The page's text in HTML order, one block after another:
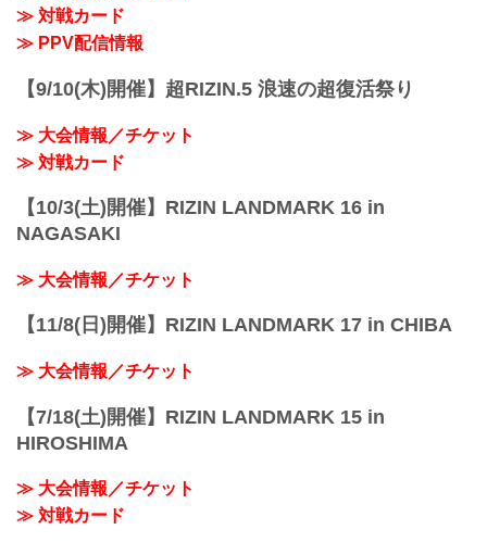
≫ 対戦カード
≫ PPV配信情報
【9/10(木)開催】超RIZIN.5 浪速の超復活祭り
≫ 大会情報／チケット
≫ 対戦カード
【10/3(土)開催】RIZIN LANDMARK 16 in
NAGASAKI
≫ 大会情報／チケット
【11/8(日)開催】RIZIN LANDMARK 17 in CHIBA
≫ 大会情報／チケット
【7/18(土)開催】RIZIN LANDMARK 15 in
HIROSHIMA
≫ 大会情報／チケット
≫ 対戦カード